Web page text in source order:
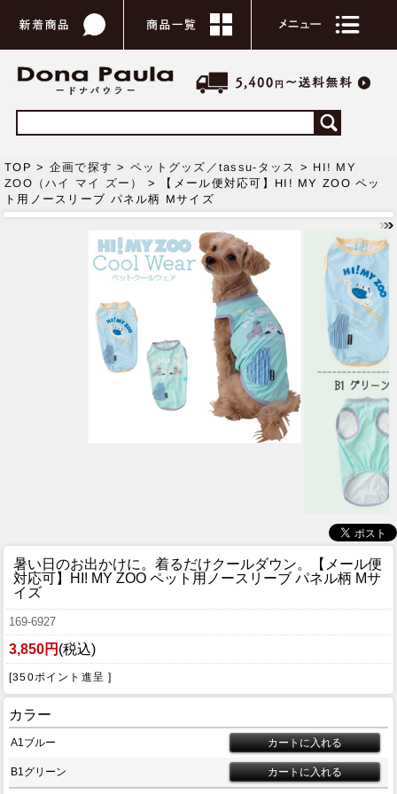
TOP > 企画で探す > ペットグッズ／tassu-タッス > HI! MY
ZOO（ハイ マイ ズー） > 【メール便対応可】HI! MY ZOO ペッ
ト用ノースリーブ パネル柄 Mサイズ
暑い日のお出かけに。着るだけクールダウン。
【メール便
対応可】HI! MY ZOO ペット用ノースリーブ パネル柄 Mサ
イズ
169-6927
3,850円 (税込)
[350ポイント進呈 ]
カラー
A1ブルー
B1グリーン